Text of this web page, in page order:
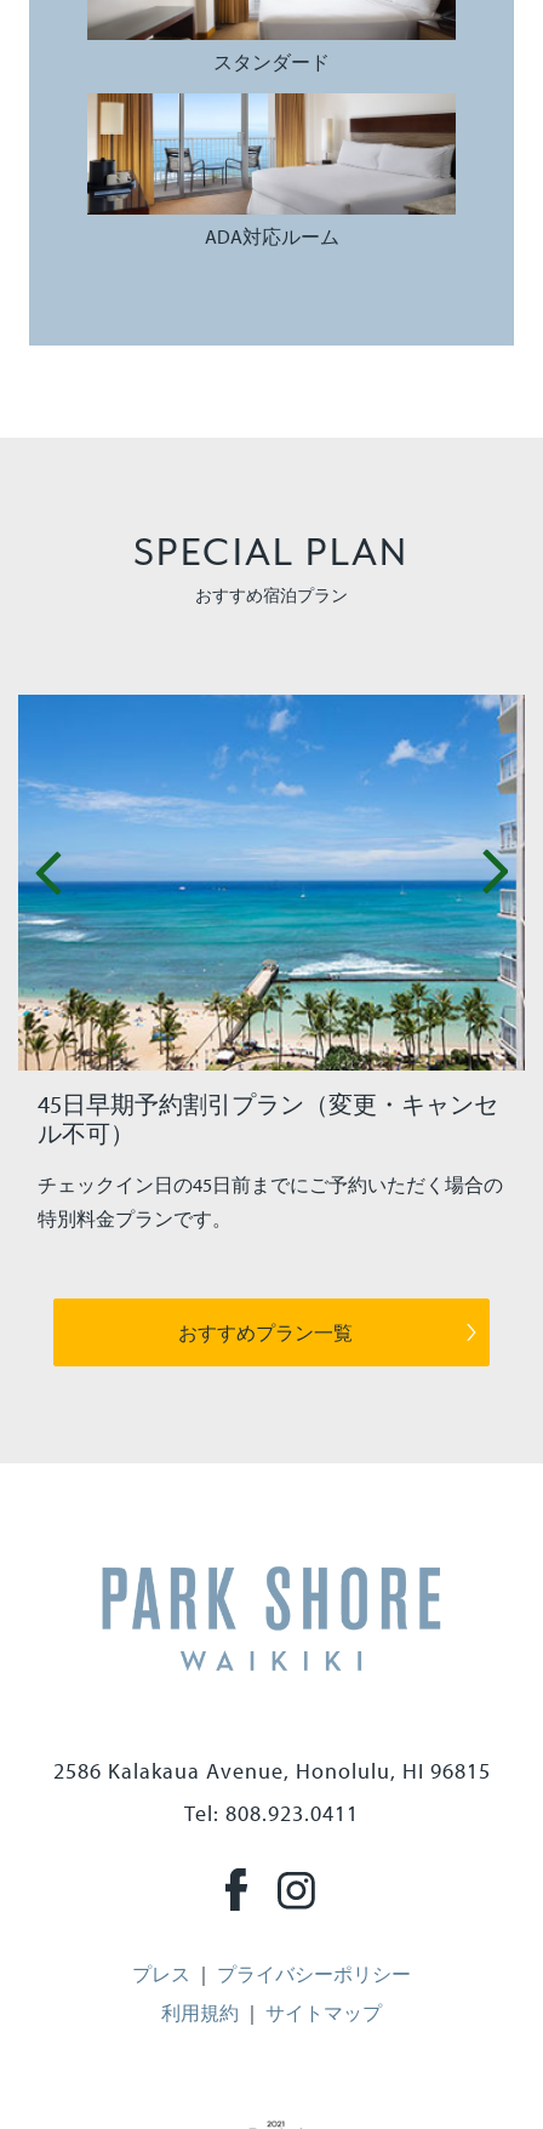
スタンダード
ADA対応ルーム
ADA対応ルーム
SPECIAL PLAN
おすすめ宿泊プラン
45日早期予約割引プラン（変更・キャンセ
ル不可）
チェックイン日の45日前までにご予約いただく場合の
特別料金プランです。
おすすめプラン一覧
2586 Kalakaua Avenue, Honolulu, HI 96815
Tel: 808.923.0411
プレス ｜ プライバシーポリシー
利用規約 ｜ サイトマップ